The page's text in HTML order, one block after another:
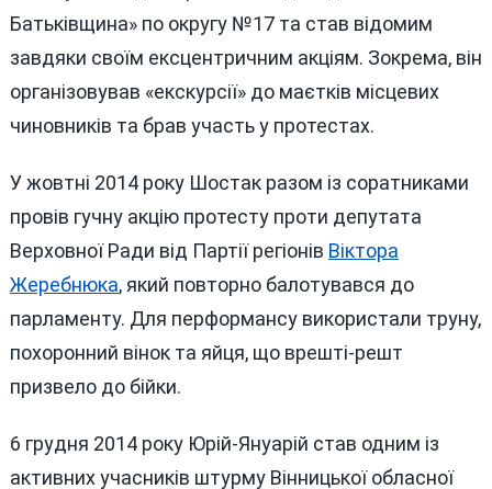
Батьківщина» по округу №17 та став відомим
завдяки своїм ексцентричним акціям. Зокрема, він
організовував «екскурсії» до маєтків місцевих
чиновників та брав участь у протестах.
У жовтні 2014 року Шостак разом із соратниками
провів гучну акцію протесту проти депутата
Верховної Ради від Партії регіонів Віктора
Жеребнюка, який повторно балотувався до
парламенту. Для перформансу використали труну,
похоронний вінок та яйця, що врешті-решт
призвело до бійки.
6 грудня 2014 року Юрій-Януарій став одним із
активних учасників штурму Вінницької обласної